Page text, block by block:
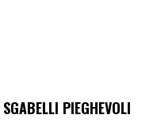
SGABELLI PIEGHEVOLI